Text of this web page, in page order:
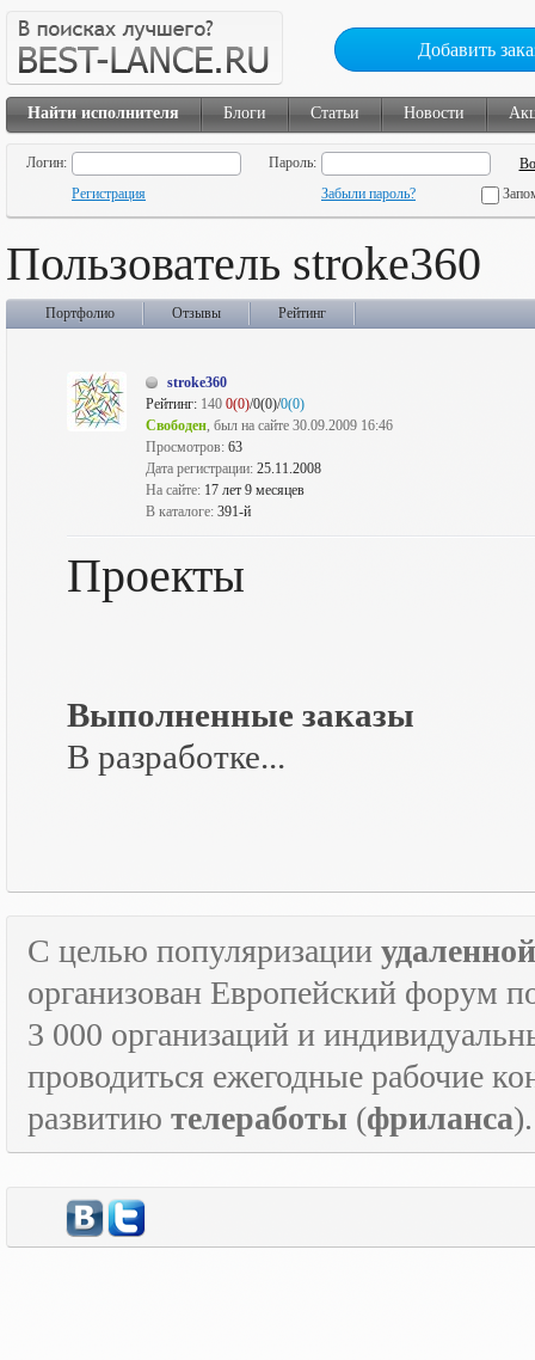
Добавить
Найти исполнителя Блоги Статьи Новости
Логин:
Пароль:
Регистрация
Забыли пароль?
Пользователь stroke360
Портфолио Отзывы Рейтинг
stroke360
Рейтинг: 140 0(0)/0(0)/0(0)
Свободен, был на сайте 30.09.2009 16:46
Просмотров: 63
Дата регистрации: 25.11.2008
На сайте: 17 лет 9 месяцев
В каталоге: 391-й
Проекты
Выполненные заказы
В разработке...
С целью популяризации
организован Европейский форум
3 000 организаций и
проводиться ежегодные рабочие
развитию телеработы (фриланса).